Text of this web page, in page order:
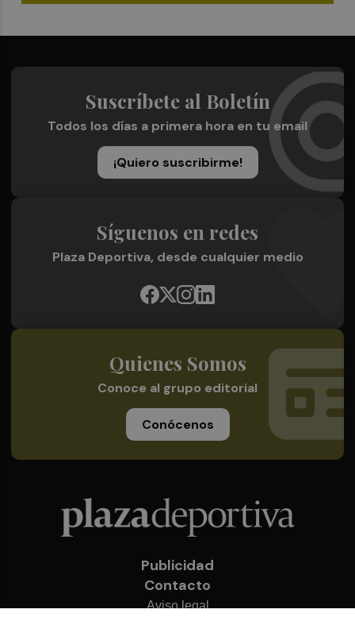
Suscríbete al Boletín
Todos los días a primera hora en tu email
¡Quiero suscribirme!
Síguenos en redes
Plaza Deportiva, desde cualquier medio
Quienes Somos
Conoce al grupo editorial
Conócenos
Publicidad
Contacto
Aviso legal